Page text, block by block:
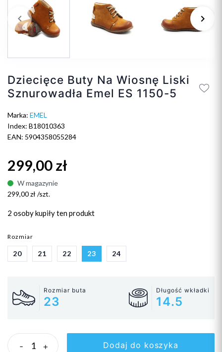
Poprzedni
keyboard_arrow_left keyboard_arrow_right
Dziecięce Buty Na Wiosnę Liski
Sznurowadła Emel ES 1150-5
Marka: EMEL
Index: B18010363
EAN: 5904358055284
299,00 zł
W magazynie
299,00 zł /szt.
2 osobykupiły ten produkt
Rozmiar
20 21 22 23 24
Rozmiar buta
23
Długość wkładki
14.5
- + Dodaj do koszyka